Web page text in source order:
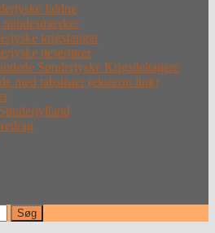
faldne
krigsfanger
desertører
Sønderjyske Krigsdeltagere
med tabslister (eksternt link)